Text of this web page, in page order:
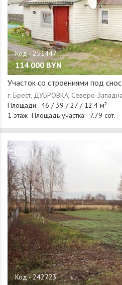
114 000 BYN
Участок со строениями под снос
1/6